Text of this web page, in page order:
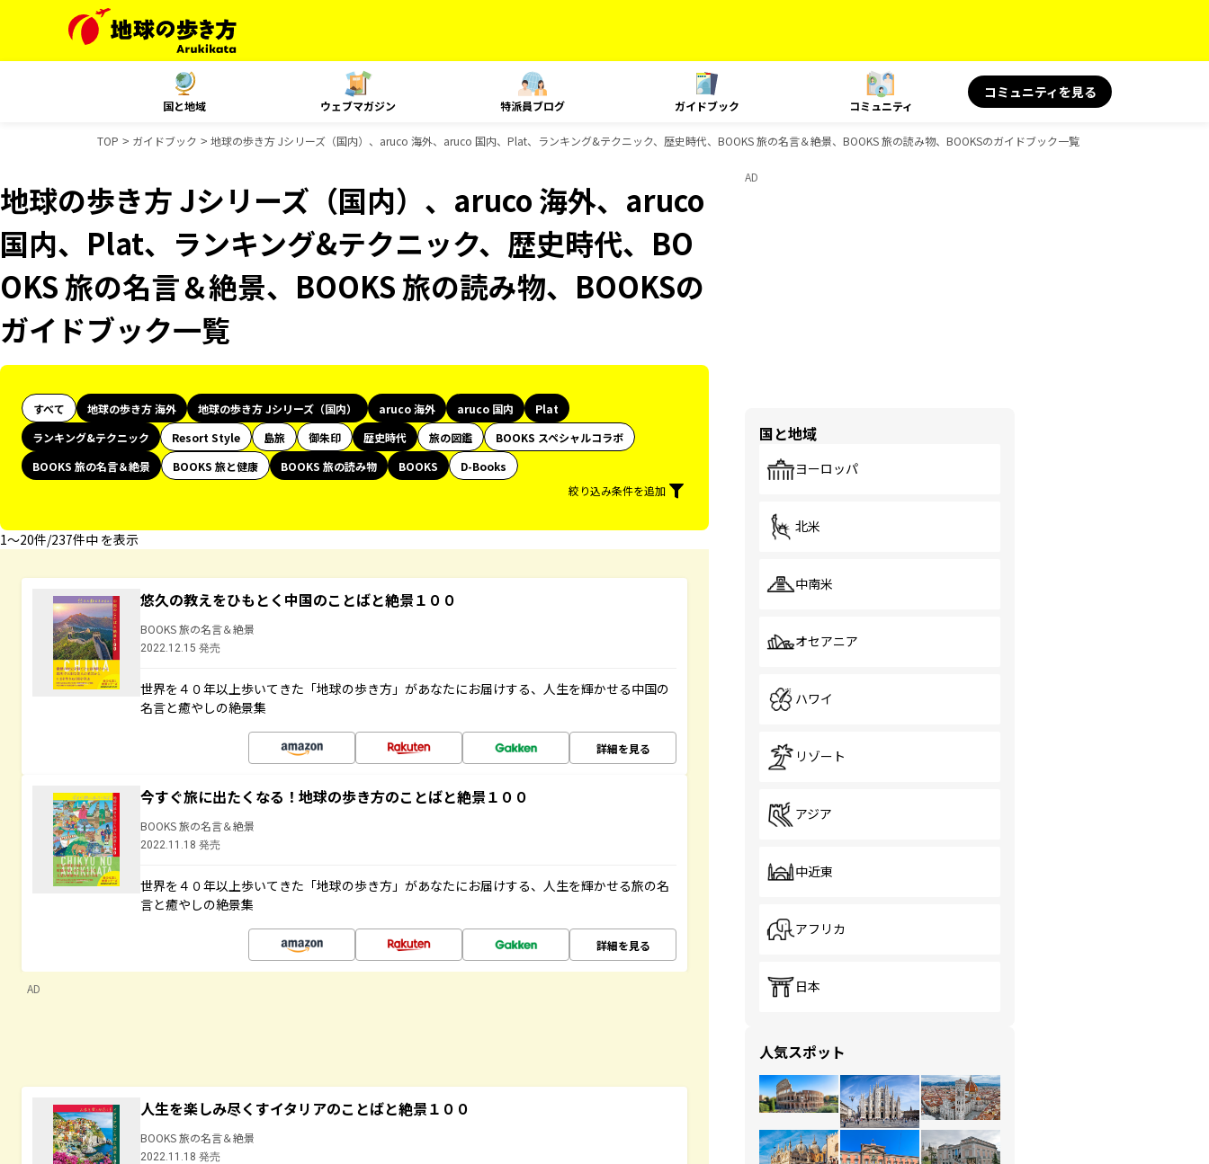
国と地域 ウェブマガジン 特派員ブログ ガイドブック コミュニティ
コミュニティを見る
TOP ガイドブック 地球の歩き方 Jシリーズ（国内）、aruco 海外、aruco 国内、Plat、ランキング&テクニック、歴史時代、BOOKS 旅の名言＆絶景、BOOKS 旅の読み物、BOOKSのガイドブック一覧
地球の歩き方 Jシリーズ（国内）、aruco 海外、aruco
国内、Plat、ランキング&テクニック、歴史時代、BO
OKS 旅の名言＆絶景、BOOKS 旅の読み物、BOOKSの
ガイドブック一覧
すべて 地球の歩き方 海外 地球の歩き方 Jシリーズ（国内） aruco 海外 aruco 国内
Plat
ランキング&テクニック
Resort Style 島旅 御朱印 歴史時代 旅の図鑑
BOOKS スペシャルコラボ
BOOKS 旅の名言＆絶景
BOOKS 旅と健康 BOOKS 旅の読み物 BOOKS
D-Books
絞り込み条件を追加
1〜20件/237件中 を表示
悠久の教えをひもとく中国のことばと絶景１００
BOOKS 旅の名言＆絶景
2022.12.15 発売
世界を４０年以上歩いてきた「地球の歩き方」があなたにお届けする、人生を輝かせる中国の
名言と癒やしの絶景集
詳細を見る
今すぐ旅に出たくなる！地球の歩き方のことばと絶景１００
BOOKS 旅の名言＆絶景
2022.11.18 発売
世界を４０年以上歩いてきた「地球の歩き方」があなたにお届けする、人生を輝かせる旅の名
言と癒やしの絶景集
詳細を見る
AD
人生を楽しみ尽くすイタリアのことばと絶景１００
BOOKS 旅の名言＆絶景
2022.11.18 発売
AD
国と地域
ヨーロッパ
北米
中南米
オセアニア
ハワイ
リゾート
アジア
中近東
アフリカ
日本
人気スポット